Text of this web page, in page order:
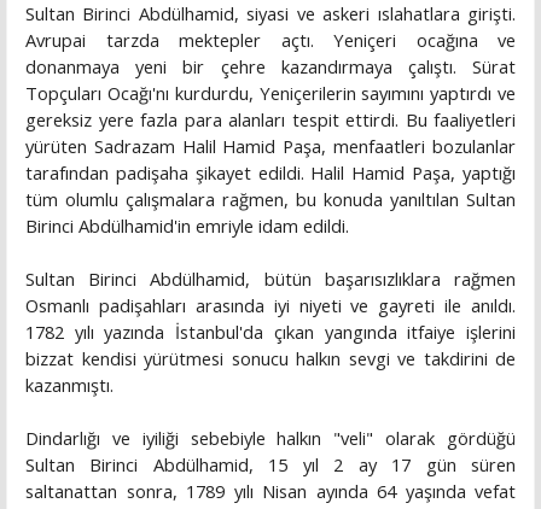
Sultan Birinci Abdülhamid, siyasi ve askeri ıslahatlara girişti.
Avrupai tarzda mektepler açtı. Yeniçeri ocağına ve
donanmaya yeni bir çehre kazandırmaya çalıştı. Sürat
Topçuları Ocağı'nı kurdurdu, Yeniçerilerin sayımını yaptırdı ve
gereksiz yere fazla para alanları tespit ettirdi. Bu faaliyetleri
yürüten Sadrazam Halil Hamid Paşa, menfaatleri bozulanlar
tarafından padişaha şikayet edildi. Halil Hamid Paşa, yaptığı
tüm olumlu çalışmalara rağmen, bu konuda yanıltılan Sultan
Birinci Abdülhamid'in emriyle idam edildi.
Sultan Birinci Abdülhamid, bütün başarısızlıklara rağmen
Osmanlı padişahları arasında iyi niyeti ve gayreti ile anıldı.
1782 yılı yazında İstanbul'da çıkan yangında itfaiye işlerini
bizzat kendisi yürütmesi sonucu halkın sevgi ve takdirini de
kazanmıştı.
Dindarlığı ve iyiliği sebebiyle halkın "veli" olarak gördüğü
Sultan Birinci Abdülhamid, 15 yıl 2 ay 17 gün süren
saltanattan sonra, 1789 yılı Nisan ayında 64 yaşında vefat